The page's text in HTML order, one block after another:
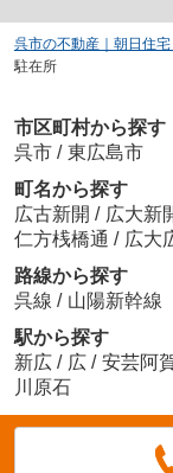
呉市の不動産｜朝日住宅
駐在所
市区町村から探す
呉市 / 東広島市
町名から探す
広古新開 / 広大新
仁方桟橋通 / 広大
路線から探す
呉線 / 山陽新幹線
駅から探す
新広 / 広 / 安芸阿
川原石